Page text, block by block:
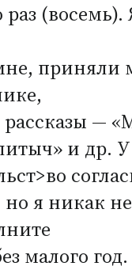
(восемь).
приняли
—
и др.
я никак
малого год.